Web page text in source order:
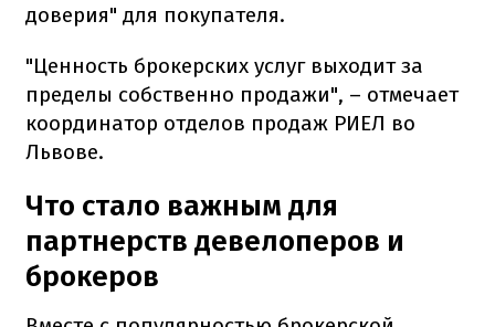
доверия" для покупателя.
"Ценность брокерских услуг выходит за
пределы собственно продажи", – отмечает
координатор отделов продаж РИЕЛ во
Львове.
Что стало важным для
партнерств девелоперов и
брокеров